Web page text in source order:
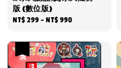
版 (數位版)
Regular
NT$ 299 -NT$ 990